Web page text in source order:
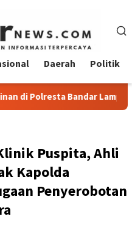
Daerah Politik
Pemprov
Puspita, Ahli
Kapolda
Penyerobotan